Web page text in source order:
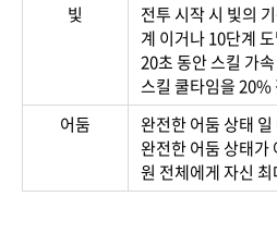
빛
전투 시작 시 빛의
계 이거나 10단계
20초 동안 스킬 가
스킬 쿨타임을 20%
어둠
완전한 어둠 상태
완전한 어둠 상태가
원 전체에게 자신 최